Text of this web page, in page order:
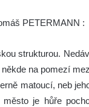
PETERMANN :
strukturou.
na pomezí
matoucí, neb
je hůře